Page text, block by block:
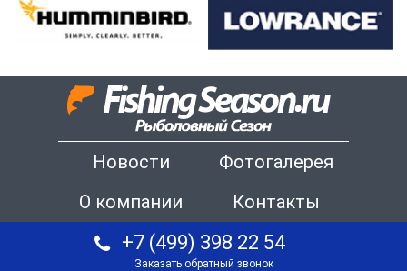
Новости
Фотогалерея
О компании
Контакты
+7 (499) 398 22 54
Заказать обратный звонок